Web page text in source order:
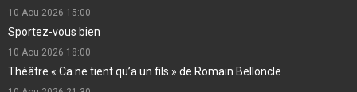
10 Aou 2026 15:00
Sportez-vous bien
10 Aou 2026 18:00
Théâtre « Ca ne tient qu’a un fils » de Romain Belloncle